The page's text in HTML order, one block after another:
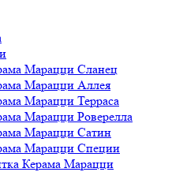
Марацци Сланец
Марацци Аллея
Марацци Терраса
Марацци Роверелла
Марацци Сатин
Марацци Специи
Керама Марацци